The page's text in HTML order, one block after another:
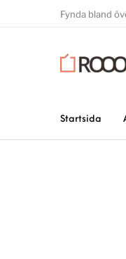
Fynda bland
Startsida